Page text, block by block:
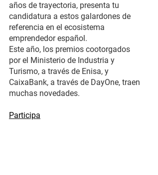
años de trayectoria, presenta tu
candidatura a estos galardones de
referencia en el ecosistema
emprendedor español.
Este año, los premios cootorgados
por el Ministerio de Industria y
Turismo, a través de Enisa, y
CaixaBank, a través de DayOne, traen
muchas novedades.
Participa